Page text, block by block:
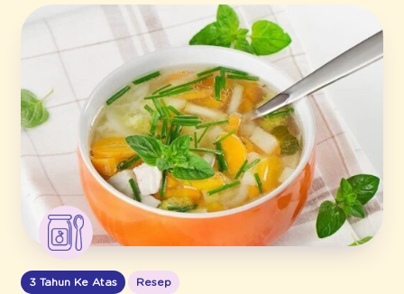
3 Tahun Ke Atas Resep